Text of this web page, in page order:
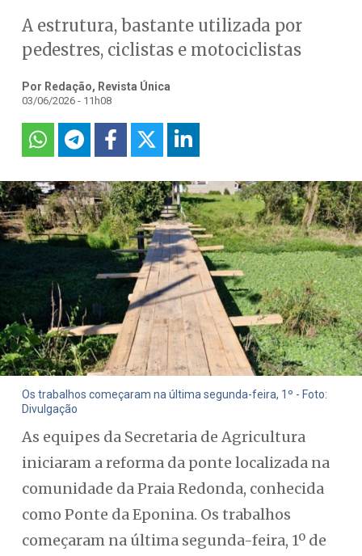
A estrutura, bastante utilizada por
pedestres, ciclistas e motociclistas
Por Redação, Revista Única
03/06/2026 - 11h08
Os trabalhos começaram na última segunda-feira, 1º - Foto:
Divulgação
As equipes da Secretaria de Agricultura
iniciaram a reforma da ponte localizada na
comunidade da Praia Redonda, conhecida
como Ponte da Eponina. Os trabalhos
começaram na última segunda-feira, 1º de